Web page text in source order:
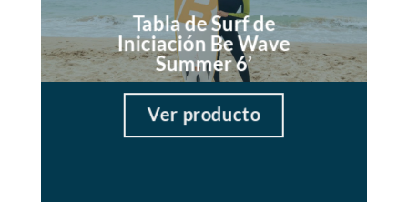
Tabla de Surf de
Iniciación Be Wave
Summer 6’
Ver producto